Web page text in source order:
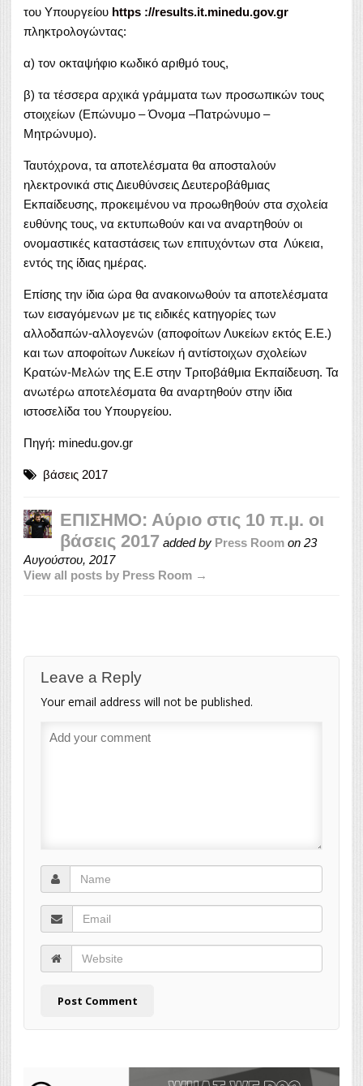
του Υπουργείου https ://results.it.minedu.gov.gr
πληκτρολογώντας:
α) τον οκταψήφιο κωδικό αριθμό τους,
β) τα τέσσερα αρχικά γράμματα των προσωπικών τους
στοιχείων (Επώνυμο – Όνομα –Πατρώνυμο –
Μητρώνυμο).
Ταυτόχρονα, τα αποτελέσματα θα αποσταλούν
ηλεκτρονικά στις Διευθύνσεις Δευτεροβάθμιας
Εκπαίδευσης, προκειμένου να προωθηθούν στα σχολεία
ευθύνης τους, να εκτυπωθούν και να αναρτηθούν οι
ονομαστικές καταστάσεις των επιτυχόντων στα Λύκεια,
εντός της ίδιας ημέρας.
Επίσης την ίδια ώρα θα ανακοινωθούν τα αποτελέσματα
των εισαγόμενων με τις ειδικές κατηγορίες των
αλλοδαπών-αλλογενών (αποφοίτων Λυκείων εκτός Ε.Ε.)
και των αποφοίτων Λυκείων ή αντίστοιχων σχολείων
Κρατών-Μελών της Ε.Ε στην Τριτοβάθμια Εκπαίδευση. Τα
ανωτέρω αποτελέσματα θα αναρτηθούν στην ίδια
ιστοσελίδα του Υπουργείου.
Πηγή: minedu.gov.gr
βάσεις 2017
ΕΠΙΣΗΜΟ: Αύριο στις 10 π.μ. οι
βάσεις 2017 added by Press Room on 23
Αυγούστου, 2017
View all posts by Press Room →
Leave a Reply
Your email address will not be published.